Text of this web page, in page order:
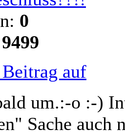
0
9499
auf
um.:-o :-)
Sache auch